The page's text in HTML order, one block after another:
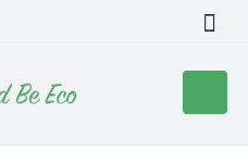
košík